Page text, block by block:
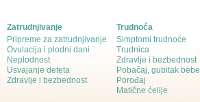
Zatrudnjivanje
Pripreme za zatrudnjivanje
Ovulacija i plodni dani
Neplodnost
Usvajanje deteta
Zdravlje i bezbednost
Trudnoća
Simptomi trudnoće
Trudnica
Zdravlje i bezbednost
Pobačaj, gubitak bebe
Porođaj
Matične ćelije